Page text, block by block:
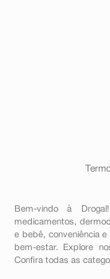
Bem-vindo à
medicamentos ,
e bebê, conveniênciae
bem-estar. Explore
Confira todas as